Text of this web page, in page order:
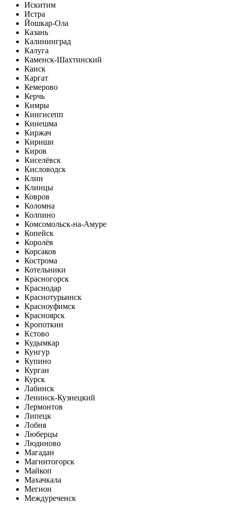
Искитим
Истра
Йошкар-Ола
Казань
Калининград
Калуга
Каменск-Шахтинский
Канск
Каргат
Кемерово
Керчь
Кимры
Кингисепп
Кинешма
Киржач
Кириши
Киров
Киселёвск
Кисловодск
Клин
Клинцы
Ковров
Коломна
Колпино
Комсомольск-на-Амуре
Копейск
Королёв
Корсаков
Кострома
Котельники
Красногорск
Краснодар
Краснотурьинск
Красноуфимск
Красноярск
Кропоткин
Кстово
Кудымкар
Кунгур
Купино
Курган
Курск
Лабинск
Ленинск-Кузнецкий
Лермонтов
Липецк
Лобня
Люберцы
Людиново
Магадан
Магнитогорск
Майкоп
Махачкала
Мегион
Междуреченск